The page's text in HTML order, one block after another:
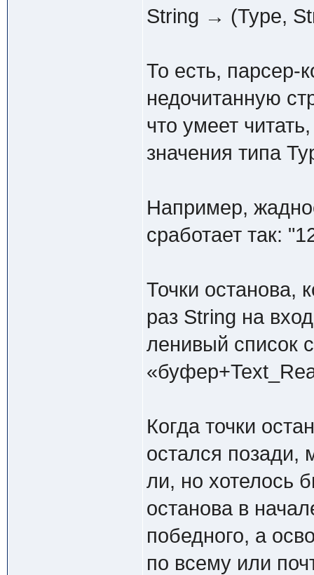
String → (Type,
То есть, парсер-
недочитанную
что умеет
значения типа
Например,
сработает так:
Точки останова,
раз String на
ленивый список
Когда точки
остался позади,
ли, но хотелось
останова в
победного, а
по всему или